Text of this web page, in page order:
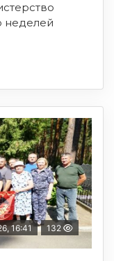
неделей
16:41 132